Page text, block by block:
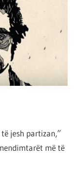
jesh partizan,”
më të